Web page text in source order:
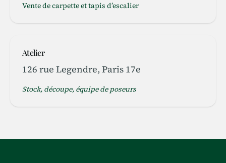
Vente de carpette et tapis d’escalier
Atelier
126 rue Legendre, Paris 17e
Stock, découpe, équipe de poseurs